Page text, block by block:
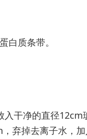
白质条带。
⼲净的直径12cm
弃掉去离⼦水，